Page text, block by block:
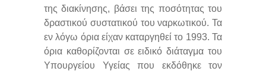
της διακίνησης, βάσει της ποσότητας του
δραστικού συστατικού του ναρκωτικού. Τα
εν λόγω όρια είχαν καταργηθεί το 1993. Τα
όρια καθορίζονται σε ειδικό διάταγμα του
Υπουργείου Υγείας που εκδόθηκε τον